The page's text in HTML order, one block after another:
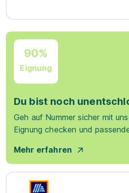
90%
Eignung
Du bist noch
Geh auf Nummer sicher mit
Eignung checken und
Mehr erfahren